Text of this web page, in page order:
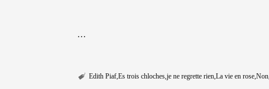
…
Edith Piaf Es trois chloches je ne regrette rien La vie en rose Non